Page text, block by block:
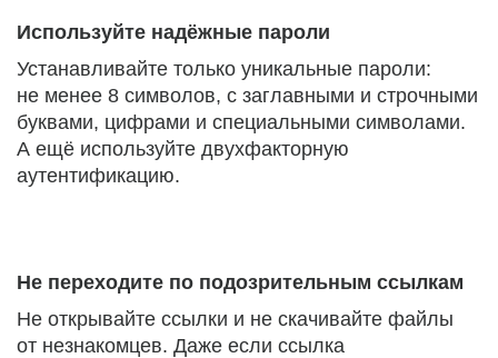
Используйте надёжные пароли
Устанавливайте только уникальные пароли:
не менее 8 символов, с заглавными и строчными
буквами, цифрами и специальными символами.
А ещё используйте двухфакторную
аутентификацию.
Не переходите по подозрительным ссылкам
Не открывайте ссылки и не скачивайте файлы
от незнакомцев. Даже если ссылка